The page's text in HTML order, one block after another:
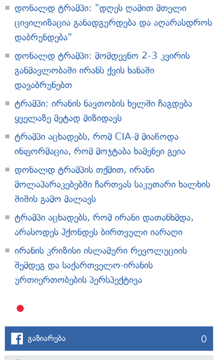
დონალდ ტრამპი: "დღეს ღამით მთელი
ცივილიზაცია განადგურდება და აღარასდროს
დაბრუნდება"
დონალდ ტრამპი: მომდევნო 2-3 კვირის
განმავლობაში ირანს ქვის ხანაში
დავაბრუნებთ
ტრამპი: ირანის ნავთობის ხელში ჩაგდება
ყველაზე მეტად მიზიდავს
ტრამპი აცხადებს, რომ CIA-მ მიაწოდა
ინფორმაცია, რომ მოჯტაბა ხამენეი გეია
დონალდ ტრამპის თქმით, ირანი
მოლაპარაკებებში ჩართვას საკუთარი ხალხის
შიშის გამო მალავს
ტრამპი აცხადებს, რომ ირანი დათანხმდა,
არასოდეს ჰქონდეს ბირთვული იარაღი
ირანის კრიზისი ისლამური რევოლუციის
შემდეგ და საქართველო-ირანის
ურთიერთობების პერსპექტივა
გაზიარება 0